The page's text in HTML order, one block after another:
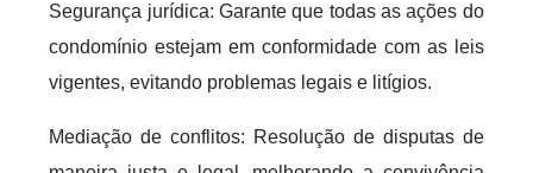
Segurança jurídica: Garante que todas as ações do
condomínio estejam em conformidade com as leis
vigentes, evitando problemas legais e litígios.
Mediação de conflitos: Resolução de disputas de